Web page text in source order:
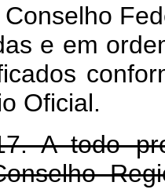
e em
Oficial.
A todo